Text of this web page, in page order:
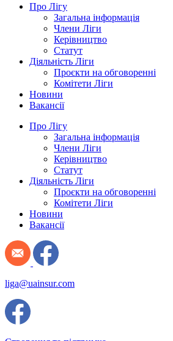
Про Лігу
Загальна інформація
Члени Ліги
Керівництво
Статут
Діяльність Ліги
Проєкти на обговоренні
Комітети Ліги
Новини
Вакансії
Про Лігу
Загальна інформація
Члени Ліги
Керівництво
Статут
Діяльність Ліги
Проєкти на обговоренні
Комітети Ліги
Новини
Вакансії
liga@uainsur.com